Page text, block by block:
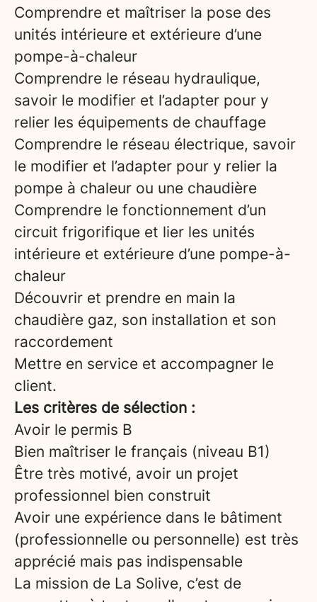
Comprendre et maîtriser la pose des
unités intérieure et extérieure d’une
pompe-à-chaleur
Comprendre le réseau hydraulique,
savoir le modifier et l’adapter pour y
relier les équipements de chauffage
Comprendre le réseau électrique, savoir
le modifier et l’adapter pour y relier la
pompe à chaleur ou une chaudière
Comprendre le fonctionnement d’un
circuit frigorifique et lier les unités
intérieure et extérieure d’une pompe-à-
chaleur
Découvrir et prendre en main la
chaudière gaz, son installation et son
raccordement
Mettre en service et accompagner le
client.
Les critères de sélection :
Avoir le permis B
Bien maîtriser le français (niveau B1)
Être très motivé, avoir un projet
professionnel bien construit
Avoir une expérience dans le bâtiment
(professionnelle ou personnelle) est très
apprécié mais pas indispensable
La mission de La Solive, c’est de